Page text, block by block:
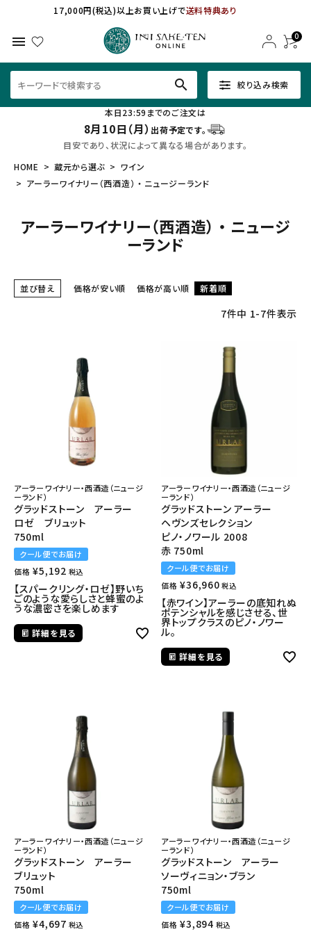
17,000円(税込)以上お買い上げで送料特典あり
menu 0
絞り込み検索
search
本日23:59までのご注文は
8月10日（月） 出荷予定です。
目安であり、状況によって異なる場合があります。
HOME
蔵元から選ぶ
ワイン
アーラーワイナリー（西酒造） ・ ニュージーランド
アーラーワイナリー（西酒造） ・ ニュージ
ーランド
並び替え 価格が安い順 価格が高い順 新着順
7件中 1-7件表示
アーラーワイナリー・西酒造（ニュージ
ーランド）
グラッドストーン アーラー
ロゼ ブリュット
750ml
クール便でお届け
価格 ¥5,192 税込
【スパークリング・ロゼ】野いち
ごのような愛らしさと蜂蜜のよ
うな濃密さを楽しめます
詳細を見る
アーラーワイナリー・西酒造（ニュージ
ーランド）
グラッドストーン アーラー
ヘヴンズセレクション
ピノ・ノワール 2008
赤 750ml
クール便でお届け
価格 ¥36,960 税込
【赤ワイン】アーラーの底知れぬ
ポテンシャルを感じさせる、世
界トップクラスのピノ・ノワー
ル。
詳細を見る
アーラーワイナリー・西酒造（ニュージ
ーランド）
グラッドストーン アーラー
ブリュット
750ml
クール便でお届け
価格 ¥4,697 税込
アーラーワイナリー・西酒造（ニュージ
ーランド）
グラッドストーン アーラー
ソーヴィニョン・ブラン
750ml
クール便でお届け
価格 ¥3,894 税込